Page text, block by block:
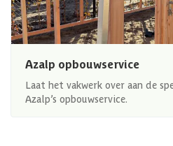
Azalp opbouwservice
Laat het vakwerk over aan de
Azalp’s opbouwservice.